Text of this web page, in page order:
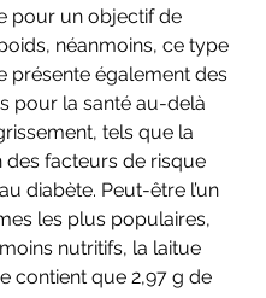
pour un objectif de
néanmoins, ce type
présente également des
pour la santé au-delà
tels que la
des facteurs de risque
diabète. Peut-être l’un
les plus populaires,
nutritifs, la laitue
contient que 2,97 g de